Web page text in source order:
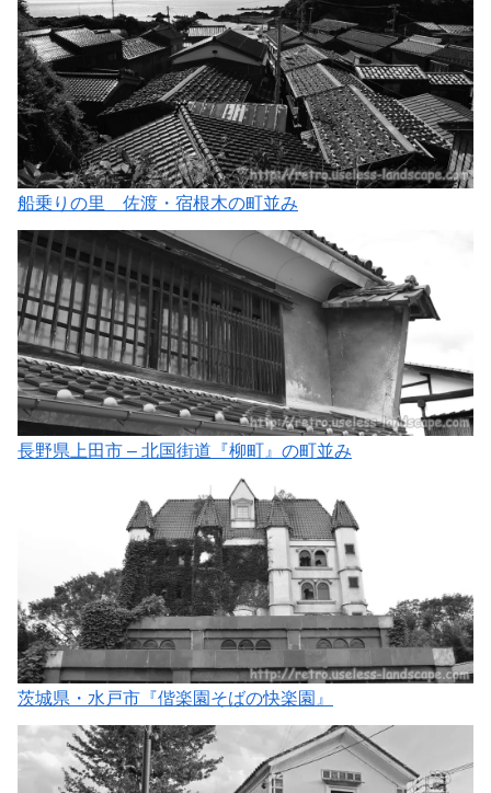
船乗りの里 佐渡・宿根木の町並み
長野県上田市 – 北国街道『柳町』の町並み
茨城県・水戸市『偕楽園そばの快楽園』